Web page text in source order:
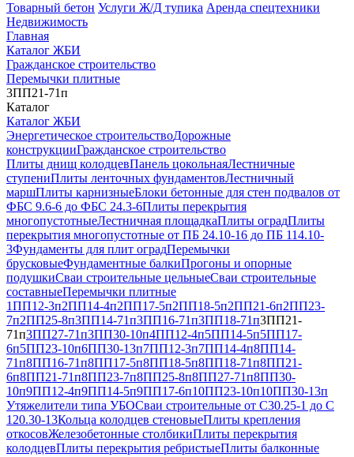
Товарный бетон Услуги Ж/Д тупика Аренда спецтехники
Недвижимость
Главная
Каталог ЖБИ
Гражданское строительство
Перемычки плитные
3ПП21-71п
Каталог
Каталог ЖБИ
Энергетическое строительствоДорожные
конструкцииГражданское строительство
Плиты днищ колодцевПанель цокольнаяЛестничные
ступениПлиты ленточных фундаментовЛестничный
маршПлиты карнизныеБлоки бетонные для стен подвалов от
ФБС 9.6-6 до ФБС 24.3-6Плиты перекрытия
многопустотныеЛестничная площадкаПлиты оградПлиты
перекрытия многопустотные от ПБ 24.10-16 до ПБ 114.10-
3Фундаменты для плит оградПеремычки
брусковыеФундаментные балкиПрогоны и опорные
подушкиСваи строительные цельныеСваи строительные
составныеПеремычки плитные
1ПП12-3п2ПП14-4п2ПП17-5п2ПП18-5п2ПП21-6п2ПП23-
7п2ПП25-8п3ПП14-71п3ПП16-71п3ПП18-71п3ПП21-
71п3ПП27-71п3ПП30-10п4ПП12-4п5ПП14-5п5ПП17-
6п5ПП23-10п6ПП30-13п7ПП12-3п7ПП14-4п8ПП14-
71п8ПП16-71п8ПП17-5п8ПП18-5п8ПП18-71п8ПП21-
6п8ПП21-71п8ПП23-7п8ПП25-8п8ПП27-71п8ПП30-
10п9ПП12-4п9ПП14-5п9ПП17-6п10ПП23-10п10ПП30-13п
Утяжелители типа УБОСваи строительные от С30.25-1 до С
120.30-13Кольца колодцев стеновыеПлиты крепления
откосовЖелезобетонные столбикиПлиты перекрытия
колодцевПлиты перекрытия ребристыеПлиты балконные